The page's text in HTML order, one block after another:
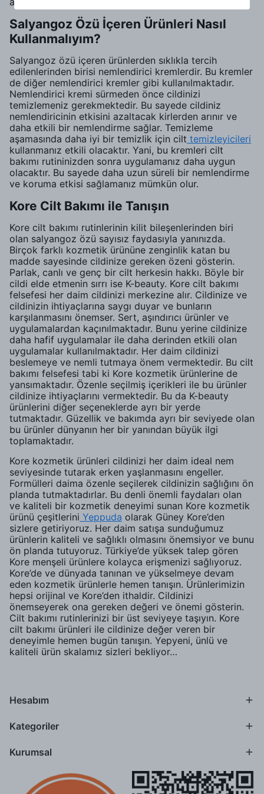
Salyangoz Özü İçeren Ürünleri Nasıl
Kullanmalıyım?
Salyangoz özü içeren ürünlerden sıklıkla tercih
edilenlerinden birisi nemlendirici kremlerdir. Bu kremler
de diğer nemlendirici kremler gibi kullanılmaktadır.
Nemlendirici kremi sürmeden önce cildinizi
temizlemeniz gerekmektedir. Bu sayede cildiniz
nemlendiricinin etkisini azaltacak kirlerden arınır ve
daha etkili bir nemlendirme sağlar. Temizleme
aşamasında daha iyi bir temizlik için cilt temizleyicileri
kullanmanız etkili olacaktır. Yani, bu kremleri cilt
bakımı rutininizden sonra uygulamanız daha uygun
olacaktır. Bu sayede daha uzun süreli bir nemlendirme
ve koruma etkisi sağlamanız mümkün olur.
Kore Cilt Bakımı ile Tanışın
Kore cilt bakımı rutinlerinin kilit bileşenlerinden biri
olan salyangoz özü sayısız faydasıyla yanınızda.
Birçok farklı kozmetik ürününe zenginlik katan bu
madde sayesinde cildinize gereken özeni gösterin.
Parlak, canlı ve genç bir cilt herkesin hakkı. Böyle bir
cildi elde etmenin sırrı ise K-beauty. Kore cilt bakımı
felsefesi her daim cildinizi merkezine alır. Cildinize ve
cildinizin ihtiyaçlarına saygı duyar ve bunların
karşılanmasını önemser. Sert, aşındırıcı ürünler ve
uygulamalardan kaçınılmaktadır. Bunu yerine cildinize
daha hafif uygulamalar ile daha derinden etkili olan
uygulamalar kullanılmaktadır. Her daim cildinizi
beslemeye ve nemli tutmaya önem vermektedir. Bu cilt
bakımı felsefesi tabi ki Kore kozmetik ürünlerine de
yansımaktadır. Özenle seçilmiş içerikleri ile bu ürünler
cildinize ihtiyaçlarını vermektedir. Bu da K-beauty
ürünlerini diğer seçeneklerde ayrı bir yerde
tutmaktadır. Güzellik ve bakımda ayrı bir seviyede olan
bu ürünler dünyanın her bir yanından büyük ilgi
toplamaktadır.
Kore kozmetik ürünleri cildinizi her daim ideal nem
seviyesinde tutarak erken yaşlanmasını engeller.
Formülleri daima özenle seçilerek cildinizin sağlığını ön
planda tutmaktadırlar. Bu denli önemli faydaları olan
ve kaliteli bir kozmetik deneyimi sunan Kore kozmetik
ürünü çeşitlerini Yeppuda olarak Güney Kore’den
sizlere getiriyoruz. Her daim satışa sunduğumuz
ürünlerin kaliteli ve sağlıklı olmasını önemsiyor ve bunu
ön planda tutuyoruz. Türkiye’de yüksek talep gören
Kore menşeli ürünlere kolayca erişmenizi sağlıyoruz.
Kore’de ve dünyada tanınan ve yükselmeye devam
eden kozmetik ürünlerle hemen tanışın. Ürünlerimizin
hepsi orijinal ve Kore’den ithaldir. Cildinizi
önemseyerek ona gereken değeri ve önemi gösterin.
Cilt bakımı rutinlerinizi bir üst seviyeye taşıyın. Kore
cilt bakımı ürünleri ile cildinize değer veren bir
deneyimle hemen bugün tanışın. Yepyeni, ünlü ve
kaliteli ürün skalamız sizleri bekliyor…
Hesabım
Kategoriler
Kurumsal